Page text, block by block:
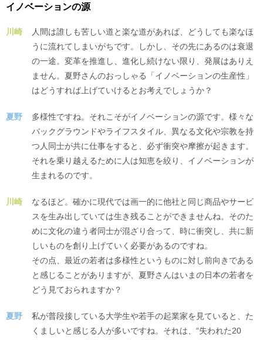
イノベーションの源
川崎
人間は誰しも苦しい道と楽な道があれば、どうしても楽なほ
うに流れてしまいがちです。しかし、その先にあるのは衰退
の一途。変革を推進し、進化し続けない限り、発展はありえ
ません。夏野さんのおっしゃる「イノベーションの生産性」
はどうすれば上げていけるとお考えでしょうか？
夏野
多様性ですね。それこそがイノベーションの源です。様々な
バックグラウンドやライフスタイル、異なる文化や宗教を持
つ人同士が共に仕事をすると、必ず衝突や摩擦が起きます。
それを乗り越えるために人は知恵を絞り、イノベーションが
生まれるのです。
川崎
なるほど。確かに現代では画一的に他社と同じ商品やサービ
スを生み出していては生き残ることができませんね。そのた
めに文化の違う者同士が混ざり合って、時に衝突し、共に新
しいものを創り上げていく必要があるのですね。
その点、最近の若者は多様性というものに対し前向きである
と感じることがありますが、夏野さんはいまの日本の若者を
どう見ておられますか？
夏野
私が普段接している大学生や若手の起業家を見ていると、た
くましいと感じる人が多いですね。それは、“失われた20